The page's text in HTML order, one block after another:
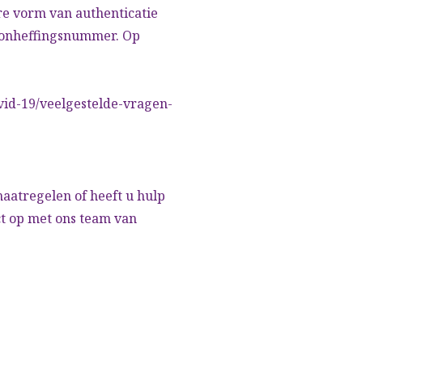
vorm van authenticatie
Op
19/veelgestelde-vragen-
of heeft u hulp
op met ons team van